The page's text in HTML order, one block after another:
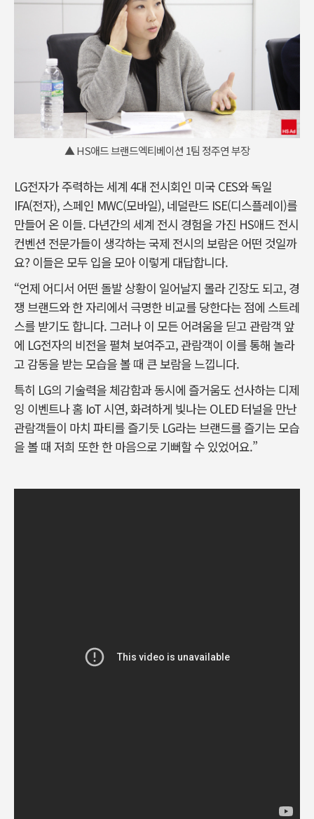
▲ HS애드 브랜드엑티베이션 1팀 정주연 부장
LG전자가 주력하는 세계 4대 전시회인 미국 CES와 독일
IFA(전자), 스페인 MWC(모바일), 네덜란드 ISE(디스플레이)를
만들어 온 이들. 다년간의 세계 전시 경험을 가진 HS애드 전시
컨벤션 전문가들이 생각하는 국제 전시의 보람은 어떤 것일까
요? 이들은 모두 입을 모아 이렇게 대답합니다.
“언제 어디서 어떤 돌발 상황이 일어날지 몰라 긴장도 되고, 경
쟁 브랜드와 한 자리에서 극명한 비교를 당한다는 점에 스트레
스를 받기도 합니다. 그러나 이 모든 어려움을 딛고 관람객 앞
에 LG전자의 비전을 펼쳐 보여주고, 관람객이 이를 통해 놀라
고 감동을 받는 모습을 볼 때 큰 보람을 느낍니다.
특히 LG의 기술력을 체감함과 동시에 즐거움도 선사하는 디제
잉 이벤트나 홈 IoT 시연, 화려하게 빛나는 OLED 터널을 만난
관람객들이 마치 파티를 즐기듯 LG라는 브랜드를 즐기는 모습
을 볼 때 저희 또한 한 마음으로 기뻐할 수 있었어요.”